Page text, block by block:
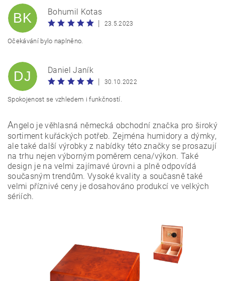
osobních údajů
BK
Bohumil Kotas
|
23.5.2023
Očekávání bylo naplněno.
DJ
Daniel Janík
|
30.10.2022
Spokojenost se vzhledem i funkčností.
Angelo je věhlasná německá obchodní značka pro široký
sortiment kuřáckých potřeb. Zejména humidory a dýmky,
ale také další výrobky z nabídky této značky se prosazují
na trhu nejen výborným poměrem cena/výkon. Také
design je na velmi zajímavé úrovni a plně odpovídá
současným trendům. Vysoké kvality a současně také
velmi příznivé ceny je dosahováno produkcí ve velkých
sériích.